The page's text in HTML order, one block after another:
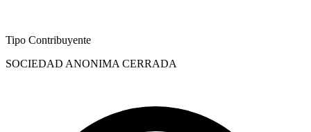
Tipo Contribuyente
SOCIEDAD ANONIMA CERRADA